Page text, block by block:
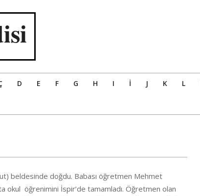
D E F G H I İ J K L
beldesinde doğdu. Babası öğretmen Mehmet
okul öğrenimini İspir’de tamamladı. Öğretmen olan